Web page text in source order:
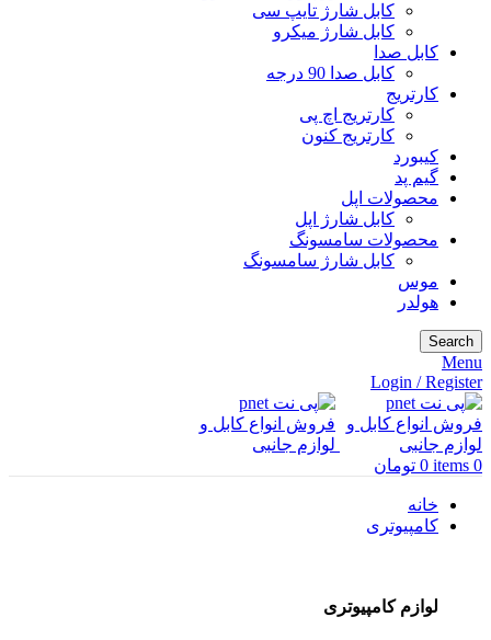
کابل شارژ تایپ سی
کابل شارژ میکرو
کابل صدا
کابل صدا 90 درجه
کارتریج
کارتریج اچ پی
کارتریج کنون
کیبورد
گیم پد
محصولات اپل
کابل شارژ اپل
محصولات سامسونگ
کابل شارژ سامسونگ
موس
هولدر
Search
Menu
Login / Register
0
items
0 تومان
خانه
کامپیوتری
لوازم کامپیوتری